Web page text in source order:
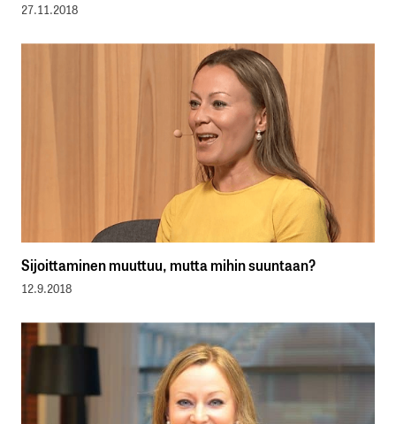
27.11.2018
Sijoittaminen muuttuu, mutta mihin suuntaan?
12.9.2018